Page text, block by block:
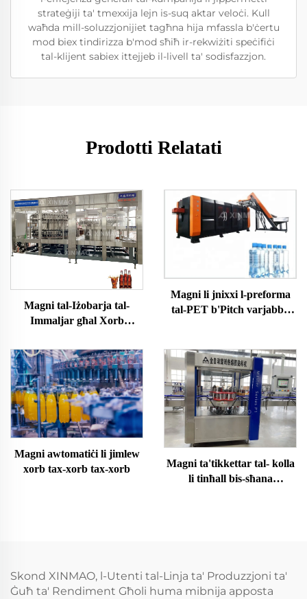
strateġiji ta' tmexxija lejn is-suq aktar veloċi. Kull
waħda mill-soluzzjonijiet tagħna hija mfassla b'ċertu
mod biex tindirizza b'mod sħiħ ir-rekwiżiti speċifiċi
tal-klijent sabiex ittejjeb il-livell ta' sodisfazzjon.
Prodotti Relatati
Magni tal-Iżobarja tal-
Immaljar għal Xorb
Magni li jnixxi l-preforma
tal-PET b'Pitch varjabbli
Magni awtomatiċi li jimlew
xorb tax-xorb tax-xorb
Magni ta'tikkettar tal- kolla
li tinħall bis-sħana
Skond XINMAO, l-Utenti tal-Linja ta' Produzzjoni ta'
Ġuħ ta' Rendiment Għoli huma mibnija apposta